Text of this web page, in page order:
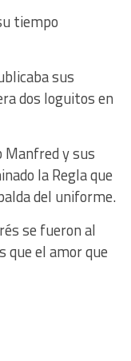
tiempo
sus
dos loguitos en
Manfred y sus
la Regla que
del uniforme.
se fueron al
que el amor que